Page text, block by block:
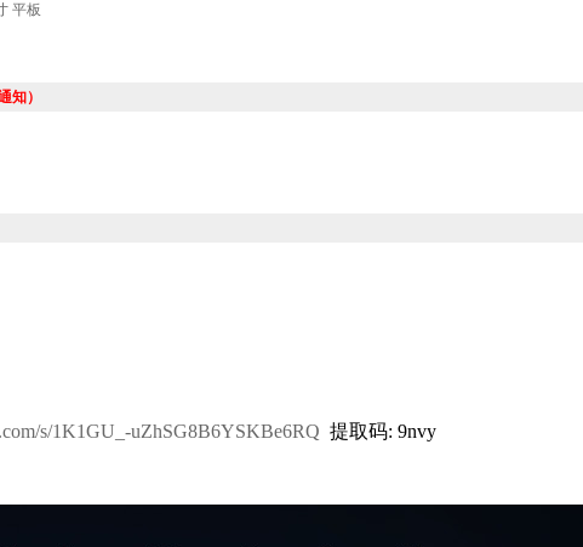
平板
知）
s/1K1GU_-uZhSG8B6YSKBe6RQ 提取码: 9nvy